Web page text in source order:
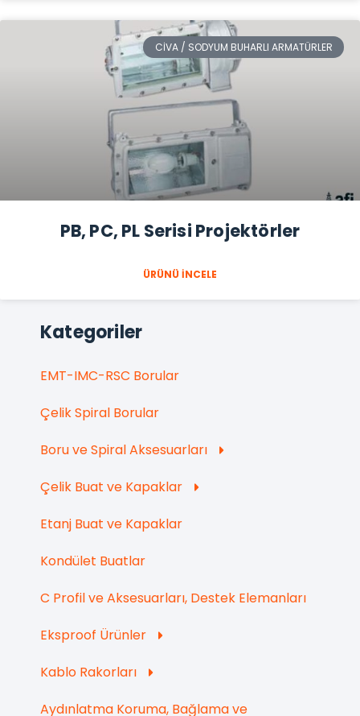
Kategoriler
EMT-IMC-RSC Borular
Çelik Spiral Borular
Boru ve Spiral Aksesuarları
Çelik Buat ve Kapaklar
Etanj Buat ve Kapaklar
Kondület Buatlar
C Profil ve Aksesuarları, Destek Elemanları
Eksproof Ürünler
Kablo Rakorları
Aydınlatma Koruma, Bağlama ve
CIVA / SODYUM BUHARLI ARMATÜRLER
PB, PC, PL Serisi Projektörler
ÜRÜNÜ İNCELE